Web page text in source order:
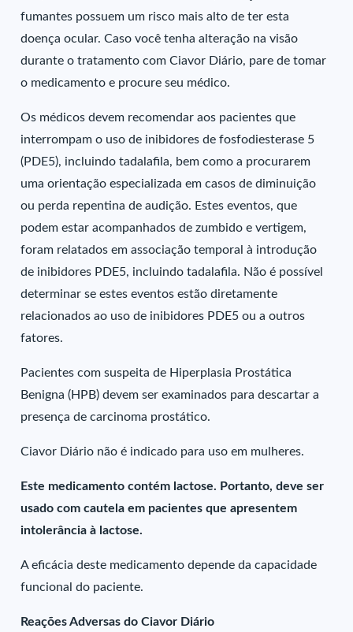
fumantes possuem um risco mais alto de ter esta
doença ocular. Caso você tenha alteração na visão
durante o tratamento com Ciavor Diário, pare de tomar
o medicamento e procure seu médico.
Os médicos devem recomendar aos pacientes que
interrompam o uso de inibidores de fosfodiesterase 5
(PDE5), incluindo tadalafila, bem como a procurarem
uma orientação especializada em casos de diminuição
ou perda repentina de audição. Estes eventos, que
podem estar acompanhados de zumbido e vertigem,
foram relatados em associação temporal à introdução
de inibidores PDE5, incluindo tadalafila. Não é possível
determinar se estes eventos estão diretamente
relacionados ao uso de inibidores PDE5 ou a outros
fatores.
Pacientes com suspeita de Hiperplasia Prostática
Benigna (HPB) devem ser examinados para descartar a
presença de carcinoma prostático.
Ciavor Diário não é indicado para uso em mulheres.
Este medicamento contém lactose. Portanto, deve ser
usado com cautela em pacientes que apresentem
intolerância à lactose.
A eficácia deste medicamento depende da capacidade
funcional do paciente.
Reações Adversas do Ciavor Diário